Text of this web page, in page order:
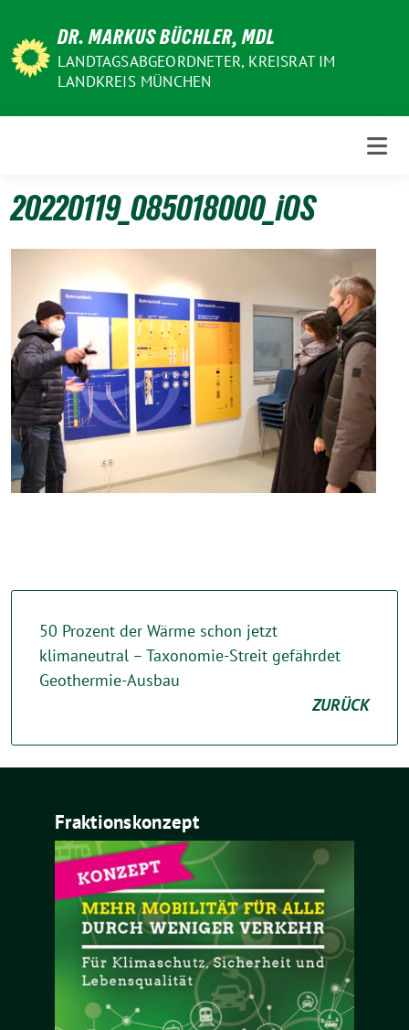
zum
Inhalt
DR. MARKUS BÜCHLER, MDL
LANDTAGSABGEORDNETER, KREISRAT IM
LANDKREIS MÜNCHEN
20220119_085018000_iOS
50 Prozent der Wärme schon jetzt
klimaneutral – Taxonomie-Streit gefährdet
Geothermie-Ausbau
ZURÜCK
Fraktionskonzept